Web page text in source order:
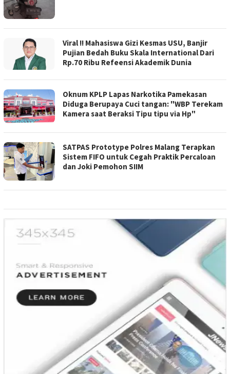
Viral !! Mahasiswa Gizi Kesmas USU, Banjir
Pujian Bedah Buku Skala International Dari
Rp.70 Ribu Refeensi Akademik Dunia
Oknum KPLP Lapas Narkotika Pamekasan
Diduga Berupaya Cuci tangan: "WBP Terekam
Kamera saat Beraksi Tipu tipu via Hp"
SATPAS Prototype Polres Malang Terapkan
Sistem FIFO untuk Cegah Praktik Percaloan
dan Joki Pemohon SIIM